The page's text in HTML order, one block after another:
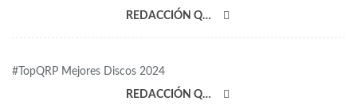
REDACCIÓN QRP
#TopQRP Mejores Discos 2024
REDACCIÓN QRP